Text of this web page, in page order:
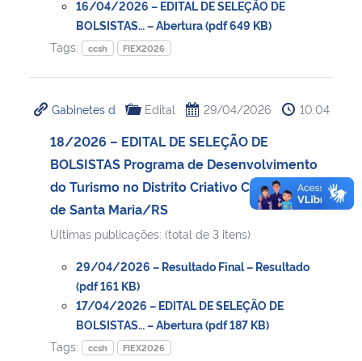
16/04/2026 – EDITAL DE SELEÇÃO DE
BOLSISTAS… – Abertura (pdf 649 KB)
Tags:
ccsh FIEX2026
Gabinetes d Edital 29/04/2026 10:04
18/2026 – EDITAL DE SELEÇÃO DE
BOLSISTAS Programa de Desenvolvimento
do Turismo no Distrito Criativo Centro-Gare
de Santa Maria/RS
Ultimas publicações: (total de 3 itens)
29/04/2026 – Resultado Final – Resultado
(pdf 161 KB)
17/04/2026 – EDITAL DE SELEÇÃO DE
BOLSISTAS… – Abertura (pdf 187 KB)
Tags:
ccsh FIEX2026